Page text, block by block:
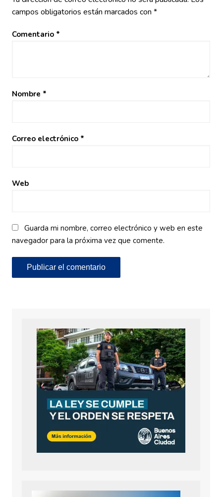
campos obligatorios están marcados con *
Comentario *
Nombre *
Correo electrónico *
Web
Guarda mi nombre, correo electrónico y web en este
navegador para la próxima vez que comente.